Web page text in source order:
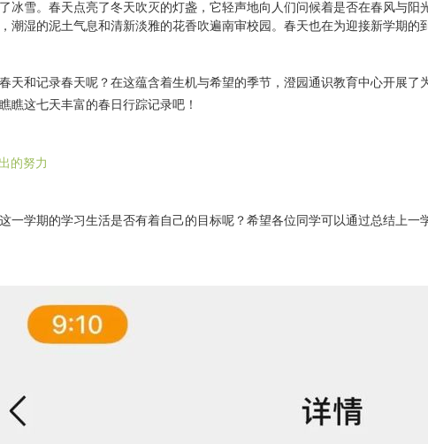
冰雪。春天点亮了冬天吹灭的灯盏，它轻声地向人们问候着是否在春风与
潮湿的泥土气息和清新淡雅的花香吹遍南审校园。春天也在为迎接新学期的
天和记录春天呢？在这蕴含着生机与希望的季节，澄园通识教育中心开展了
瞧这七天丰富的春日行踪记录吧！
的努力
一学期的学习生活是否有着自己的目标呢？希望各位同学可以通过总结上